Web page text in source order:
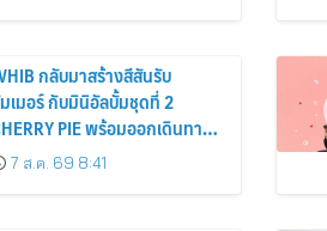
กลับมาสร้างสีสันรับ
เมอร์ กับมินิอัลบั้มชุดที่ 2
PIE พร้อมออกเดินทาง
หาสีสันที่เป็นตัวตนที่เป็น
กลักษณ์ของตัวเอง
7 ส.ค. 69 8:41